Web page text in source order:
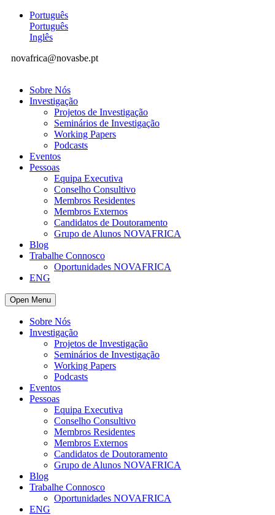
Português
Português
Inglês
novafrica@novasbe.pt
Sobre Nós
Investigação
Projetos de Investigação
Seminários de Investigação
Working Papers
Podcasts
Eventos
Pessoas
Equipa Executiva
Conselho Consultivo
Membros Residentes
Membros Externos
Candidatos de Doutoramento
Grupo de Alunos NOVAFRICA
Blog
Trabalhe Connosco
Oportunidades NOVAFRICA
ENG
Open Menu
Sobre Nós
Investigação
Projetos de Investigação
Seminários de Investigação
Working Papers
Podcasts
Eventos
Pessoas
Equipa Executiva
Conselho Consultivo
Membros Residentes
Membros Externos
Candidatos de Doutoramento
Grupo de Alunos NOVAFRICA
Blog
Trabalhe Connosco
Oportunidades NOVAFRICA
ENG